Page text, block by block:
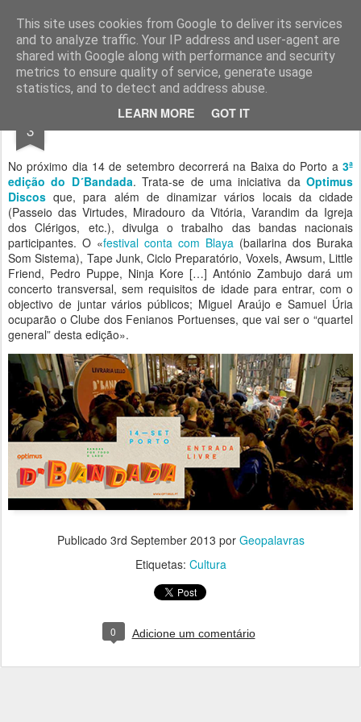
This site uses cookies from Google to deliver its services
and to analyze traffic. Your IP address and user-agent are
shared with Google along with performance and security
metrics to ensure quality of service, generate usage
statistics, and to detect and address abuse.
LEARN MORE GOT IT
Geopalavras
canal800 clique ZapCanal
3 D´Bandada 2013.
No próximo dia 14 de setembro decorrerá na Baixa do Porto a 3ª
edição do D´Bandada. Trata-se de uma iniciativa da Optimus
Discos que, para além de dinamizar vários locais da cidade
(Passeio das Virtudes, Miradouro da Vitória, Varandim da Igreja
dos Clérigos, etc.), divulga o trabalho das bandas nacionais
participantes. O «festival conta com Blaya (bailarina dos Buraka
Som Sistema), Tape Junk, Ciclo Preparatório, Voxels, Awsum, Little
Friend, Pedro Puppe, Ninja Kore […] António Zambujo dará um
concerto transversal, sem requisitos de idade para entrar, com o
objectivo de juntar vários públicos; Miguel Araújo e Samuel Úria
ocuparão o Clube dos Fenianos Portuenses, que vai ser o “quartel
general” desta edição».
Publicado 3rd September 2013 por Geopalavras
Etiquetas: Cultura
0 Adicione um comentário